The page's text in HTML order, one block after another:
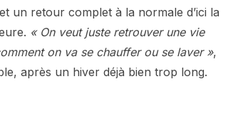
un retour complet à la normale d’ici la
« On veut juste retrouver une vie
on va se chauffer ou se laver »,
après un hiver déjà bien trop long.